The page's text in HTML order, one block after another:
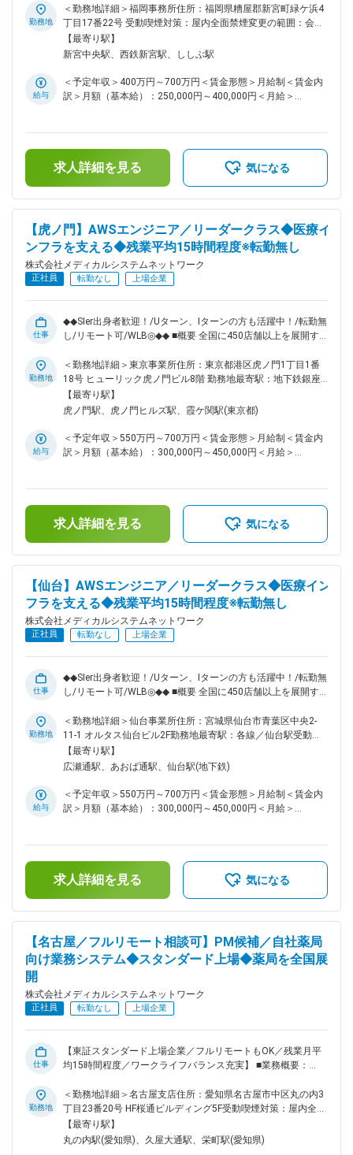
ク加盟件数は47都道府県で合計8,912件（2023年8月末）を全
国各地で事業を展開しています。 変更の範囲：会社の定める
業務
品の在庫管理システム拡販のために新組織を立ち上げました。
新システム拡販のため営業メンバーを募集いたします。 ■業務
内容 自社サービスである医薬品の在庫管理システム
「LINCLE」（https://msnw-lincle.jp/）の新規導入の提案営業
くのかを一緒に考えながら、実行いただきます。 受注件数が
個人目標として課されますが、立ち上げフェーズのサービスで
事業拡大を見据えた組織増強のための募集となります。先輩社
員がしっかりフォローしますので、業界未経験の方もご安心く
ださい。カスタマーサポート等、他チームメンバーと連携しな
がら、業務を進めていただきます。 ■キャリアパス 経験やス
ップや、スペシャリストとして業務を極めていっていただくこ
とも可能です。 ■働きやすい環境 ◎業務都合に合わせ、直行直
帰やリモートワークを柔軟に活用できます。 ◎残業は月平均
15時間程度なので、ワークライフバランスを重視することが
できます。 ◎産休・育休取得後の復帰率も約98％など、高い
定着率が特徴で、長期的な就業が可能です。 ■当社の特徴 当
フラとして地域住民の健康を支えるトータルサービス事業を展
開しています。地域に根差した医療サービスの提供を目指し、
す。 調剤薬局事業では全国435店舗を展開、医薬品ネットワー
ク加盟件数は47都道府県で合計8,912件（2023年8月末）を全
国各地で事業を展開しています。 変更の範囲：会社の定める
業務
勤務地
＜勤務地詳細＞福岡事務所住所：福岡県糟屋郡新宮町緑ケ浜4
丁目17番22号 受動喫煙対策：屋内全面禁煙変更の範囲：会社
の定める事業所（リモートワーク含む）
【最寄り駅】
新宮中央駅、西鉄新宮駅、ししぶ駅
給与
＜予定年収＞400万円～700万円＜賃金形態＞月給制＜賃金内
訳＞月額（基本給）：250,000円～400,000円＜月給＞
支給）賃金はあくまでも目安の金額であり、選考を通じて上下
する可能性があります。月給(月額)は固定手当を含めた表記で
求人詳細を見る 気になる
【虎ノ門】AWSエンジニア／リーダークラス◆医療イ
ンフラを支える◆残業平均15時間程度※転勤無し
株式会社メディカルシステムネットワーク
正社員 転勤なし 上場企業
仕事
◆◆SIer出身者歓迎！/Uターン、Iターンの方も活躍中！/転勤無
し/リモート可/WLB◎◆◆ ■概要 全国に450店舗以上を展開す
業を展開する当社にて、クラウドエンジニアとしてご活躍いた
だける方を募集いたします。 ■業務内容 流通システム部に
て、クラウドエンジニアとしてAWSを中心としたクラウドイ
ンフラの設計・構築・運用保守をお任せします。また、AWS
す。 調剤薬局向けの各種自社システムは、店舗数拡大やサー
ビス高度化に伴い、今後さらなる強化を予定。事業成長を支え
取得、技術書購入、外部研修などは会社が費用を負担。新しい
技術への挑戦を後押しする風土があり、「やりたい」と手を挙
げればチャレンジできる環境です。 ■組織構成 システム本部
は59名で構成されており、年齢も20代～50代まで幅広く在籍
フラ領域のスペシャリストとして技術を極める道、またはチー
ムを牽引するマネジメントへのステップアップも可能です。 ■
働きやすい環境 残業は月平均15時間程度なので、ワークライ
フバランスを重視することができます。リモートワークも業務
に応じて可能ですので、効率のいい働き方も実現可能です。
産休・育休取得後の復帰率も約98％など、高い定着率が特徴
介護事業等、地域の「医・食・住」のインフラとして地域住民
の健康を支えるトータルサービス事業を展開しています。地域
かな医療・サービスの提供を行っております。 調剤薬局事業
では全国472店舗を展開、医薬品ネットワーク加盟件数は47都
道府県で約11,678件（2025年11月末）を全国各地で事業を展
開しています。 変更の範囲：会社の定める業務
勤務地
＜勤務地詳細＞東京事業所住所：東京都港区虎ノ門1丁目1番
18号 ヒューリック虎ノ門ビル8階 勤務地最寄駅：地下鉄銀座
線／虎ノ門駅受動喫煙対策：屋内全面禁煙変更の範囲：会社の
定める事業所（リモートワーク含む）
【最寄り駅】
虎ノ門駅、虎ノ門ヒルズ駅、霞ケ関駅(東京都)
給与
＜予定年収＞550万円～700万円＜賃金形態＞月給制＜賃金内
訳＞月額（基本給）：300,000円～450,000円＜月給＞
支給）賃金はあくまでも目安の金額であり、選考を通じて上下
する可能性があります。月給(月額)は固定手当を含めた表記で
求人詳細を見る 気になる
【仙台】AWSエンジニア／リーダークラス◆医療イン
フラを支える◆残業平均15時間程度※転勤無し
株式会社メディカルシステムネットワーク
正社員 転勤なし 上場企業
仕事
◆◆SIer出身者歓迎！/Uターン、Iターンの方も活躍中！/転勤無
し/リモート可/WLB◎◆◆ ■概要 全国に450店舗以上を展開す
業を展開する当社にて、クラウドエンジニアとしてご活躍いた
だける方を募集いたします。 ■業務内容 流通システム部に
て、クラウドエンジニアとしてAWSを中心としたクラウドイ
ンフラの設計・構築・運用保守をお任せします。また、AWS
す。 調剤薬局向けの各種自社システムは、店舗数拡大やサー
ビス高度化に伴い、今後さらなる強化を予定。事業成長を支え
取得、技術書購入、外部研修などは会社が費用を負担。新しい
技術への挑戦を後押しする風土があり、「やりたい」と手を挙
げればチャレンジできる環境です。 ■組織構成 システム本部
は59名で構成されており、年齢も20代～50代まで幅広く在籍
フラ領域のスペシャリストとして技術を極める道、またはチー
ムを牽引するマネジメントへのステップアップも可能です。 ■
働きやすい環境 残業は月平均15時間程度なので、ワークライ
フバランスを重視することができます。リモートワークも業務
産休・育休取得後の復帰率も約98％など、高い定着率が特徴
で、長期的な就業が可能です。 ■当社の特徴 医薬品ネットワ
ーク事業・調剤薬局事業・賃貸設備関連事業・給食事業・訪問
介護事業等、地域の「医・食・住」のインフラとして地域住民
の健康を支えるトータルサービス事業を展開しています。地域
に根差した医療サービスの提供を目指し、医薬連携による細や
では全国472店舗を展開、医薬品ネットワーク加盟件数は47都
道府県で約11,678件（2025年11月末）を全国各地で事業を展
勤務地
＜勤務地詳細＞仙台事業所住所：宮城県仙台市青葉区中央2-
11-1 オルタス仙台ビル2F勤務地最寄駅：各線／仙台駅受動喫
煙対策：屋内全面禁煙変更の範囲：会社の定める事業所（リモ
ートワーク含む）
【最寄り駅】
広瀬通駅、あおば通駅、仙台駅(地下鉄)
給与
＜予定年収＞550万円～700万円＜賃金形態＞月給制＜賃金内
訳＞月額（基本給）：300,000円～450,000円＜月給＞
支給）賃金はあくまでも目安の金額であり、選考を通じて上下
する可能性があります。月給(月額)は固定手当を含めた表記で
求人詳細を見る 気になる
【名古屋／フルリモート相談可】PM候補／自社薬局
向け業務システム◆スタンダード上場◆薬局を全国展
開
株式会社メディカルシステムネットワーク
正社員 転勤なし 上場企業
仕事
【東証スタンダード上場企業／フルリモートもOK／残業月平
均15時間程度／ワークライフバランス充実】 ■業務概要：
いる一般保険薬局等の医療機関に対し、医薬品調達から薬剤師
研修までの保険薬局運営支援サービスを提供する当社で、プロ
ジェクトマネージャー業務をお任せします。 ＜具体的に＞ シ
ステムの開発、業務システム導入、薬局業務で利用するシステ
勤務地
＜勤務地詳細＞名古屋支店住所：愛知県名古屋市中区丸の内3
丁目23番20号 HF桜通ビルディング5F受動喫煙対策：屋内全面
禁煙変更の範囲：無
【最寄り駅】
丸の内駅(愛知県)、久屋大通駅、栄町駅(愛知県)